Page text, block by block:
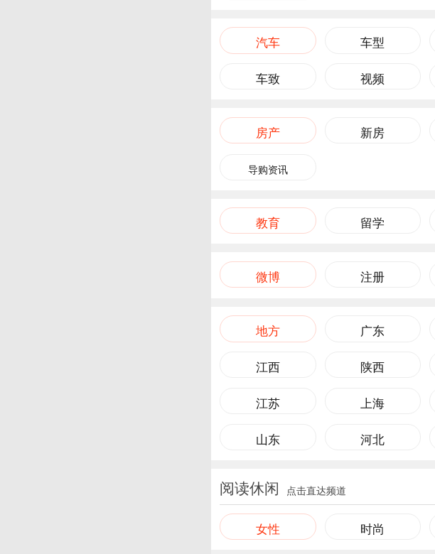
汽车 车型
车致 视频
房产 新房
导购资讯
教育 留学
微博 注册
地方 广东
江西 陕西
江苏 上海
山东 河北
阅读休闲 点击直达频道
女性 时尚